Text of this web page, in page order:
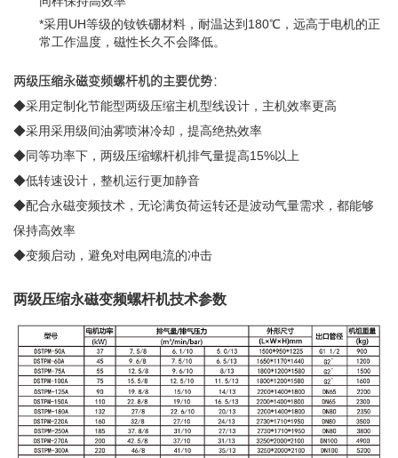
*采用UH等级的钕铁硼材料，耐温达到180℃，远高于电机的正
常工作温度，磁性长久不会降低。
两级压缩永磁变频螺杆机的主要优势：
◆采用定制化节能型两级压缩主机型线设计，主机效率更高
◆采用采用级间油雾喷淋冷却，提高绝热效率
◆同等功率下，两级压缩螺杆机排气量提高15%以上
◆低转速设计，整机运行更加静音
◆配合永磁变频技术，无论满负荷运转还是波动气量需求，都能够
保持高效率
◆变频启动，避免对电网电流的冲击
两级压缩永磁变频螺杆机技术参数